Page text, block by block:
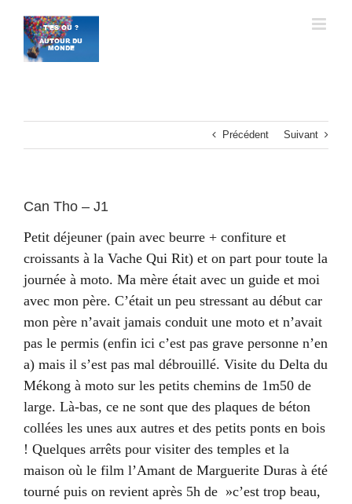
contenu
Précédent Suivant
Can Tho – J1
Petit déjeuner (pain avec beurre + confiture et
croissants à la Vache Qui Rit) et on part pour toute la
journée à moto. Ma mère était avec un guide et moi
avec mon père. C’était un peu stressant au début car
mon père n’avait jamais conduit une moto et n’avait
pas le permis (enfin ici c’est pas grave personne n’en
a) mais il s’est pas mal débrouillé. Visite du Delta du
Mékong à moto sur les petits chemins de 1m50 de
large. Là-bas, ce ne sont que des plaques de béton
collées les unes aux autres et des petits ponts en bois
! Quelques arrêts pour visiter des temples et la
maison où le film l’Amant de Marguerite Duras à été
tourné puis on revient après 5h de »c’est trop beau,